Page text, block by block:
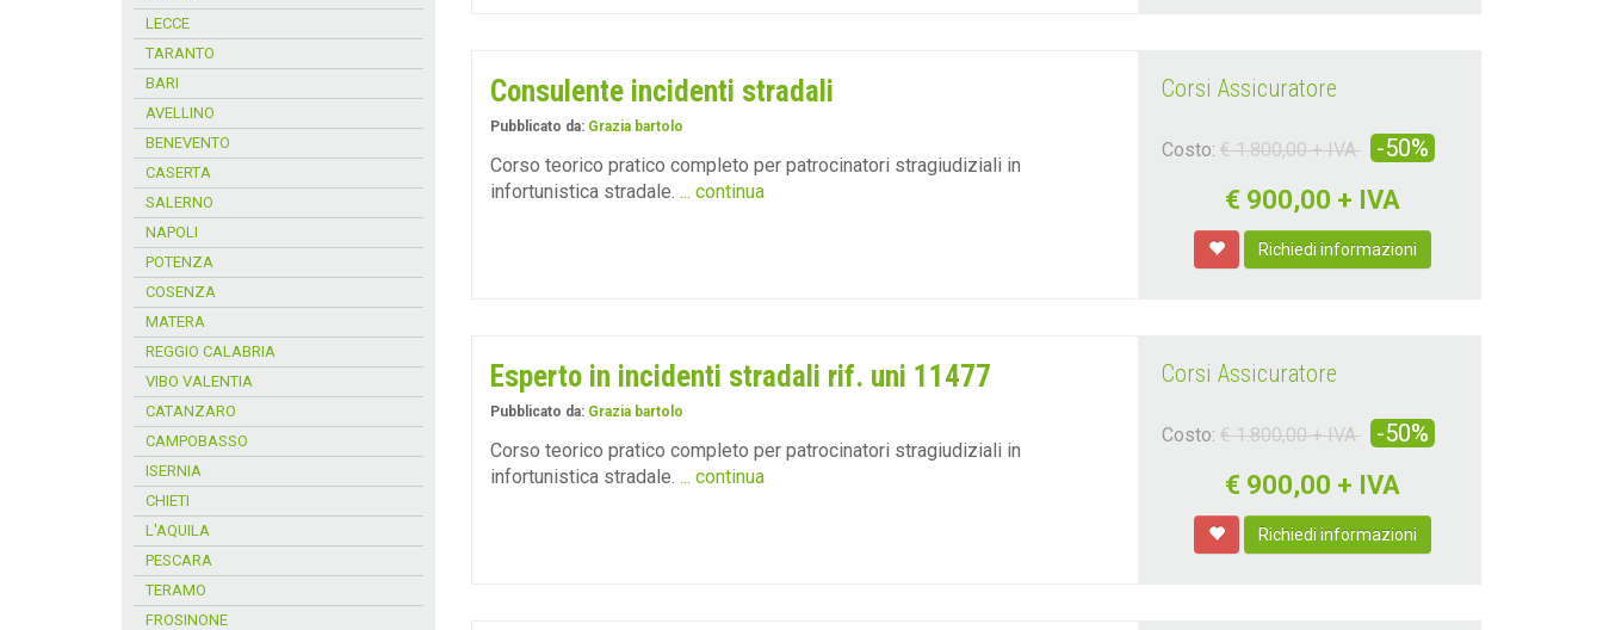
LECCE
TARANTO
BARI
AVELLINO
BENEVENTO
CASERTA
SALERNO
NAPOLI
POTENZA
COSENZA
MATERA
REGGIO CALABRIA
VIBO VALENTIA
CATANZARO
CAMPOBASSO
ISERNIA
CHIETI
L'AQUILA
PESCARA
TERAMO
FROSINONE
Consulente incidenti stradali
Pubblicato da: Grazia bartolo
Corso teorico pratico completo per patrocinatori stragiudiziali in
infortunistica stradale. ... continua
Corsi Assicuratore
Costo: € 1.800,00 + IVA -50%
€ 900,00 + IVA
Richiedi informazioni
Esperto in incidenti stradali rif. uni 11477
Pubblicato da: Grazia bartolo
Corso teorico pratico completo per patrocinatori stragiudiziali in
infortunistica stradale. ... continua
Corsi Assicuratore
Costo: € 1.800,00 + IVA -50%
€ 900,00 + IVA
Richiedi informazioni